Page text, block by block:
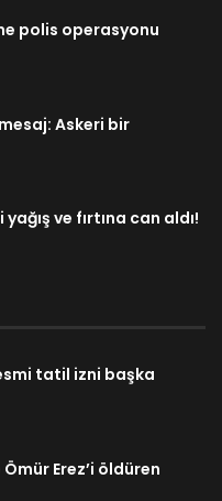
polis operasyonu
Askeri bir
ve fırtına can aldı!
tatil izni başka
Erez’i öldüren